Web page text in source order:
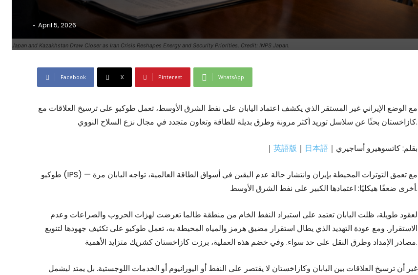
Japan and Kazakhstan Draw Closer as Iran Crisis Reshapes Energy and Security Priorities. Credit: INPS Japan.
- April 5, 2026
Facebook X Pinterest WhatsApp
مع الوضع الإيراني غير المستقر الذي يكشف اعتماد اليابان على نفط الشرق الأوسط، تعمل طوكيو على ترسيخ العلاقات مع
كازاخستان بحثًا عن سلاسل توريد أكثر مرونة وطرق بديلة للطاقة وتعاون متجدد في مجال نزع السلاح النووي.
｜ 英語版 ｜ 日本語 ｜بقلم: كاتسوهيرو أساجيري
طوكيو (IPS) — مع تعمق التوترات المحيطة بإيران وانتشار حالة عدم اليقين في أسواق الطاقة العالمية، تواجه اليابان مرة
أخرى ضعفًا هيكليًا: اعتمادها الكبير على نفط الشرق الأوسط.
لعقود طويلة، ظلت اليابان تعتمد على استيراد النفط الخام من منطقة طالما تعرضت لهزات الحروب والصراعات وعدم
الاستقرار. ومع عودة التهديد الذي يطال استقرار مضيق هرمز والمياه المحيطة به، تعمل طوكيو على تكثيف جهودها لتنويع
مصادر الإمداد وطرق النقل على حد سواء. وفي خضم هذه العملية، برزت كازاخستان كشريك متزايد الأهمية.
غير أن ترسيخ العلاقات بين اليابان وكازاخستان لا يقتصر على النفط أو اليورانيوم أو الخدمات اللوجستية. بل يمتد ليشمل